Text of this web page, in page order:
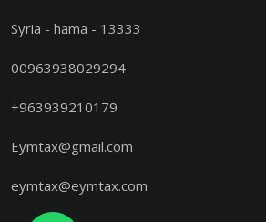
Syria - hama - 13333
00963938029294
+963939210179
Eymtax@gmail.com
eymtax@eymtax.com